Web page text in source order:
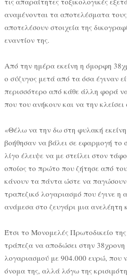
αναμένονται τα αποτελέσματα
αποτελέσουν στοιχεία της
εναντίον της.
Από την ημέρα εκείνη η όμορφη
ο σύζυγος μετά από τα όσα έγιναν
περισσότερο από κάθε άλλη φορά
που του ανήκουν και να την
«Θέλω να την δω στη φυλακή
βοήθησαν να βάλει σε εφαρμογή το
λίγο έλειψε να με στείλει στον
οποίος το πρώτο που ζήτησε από
κάνουν τα πάντα ώστε να
τραπεζικό λογαριασμό που έγινε η
ανάμεσα στο ζευγάρι μια ανελέητη
Έτσι το Μονομελές Πρωτοδικείο
τράπεζα να αποδώσει στην
λογαριασμού με 904.000 ευρώ, που
όνομα της, αλλά λόγω της